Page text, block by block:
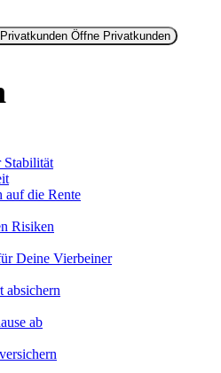
Öffne Privatkunden
Stabilität
auf die Rente
Risiken
Deine Vierbeiner
absichern
ab